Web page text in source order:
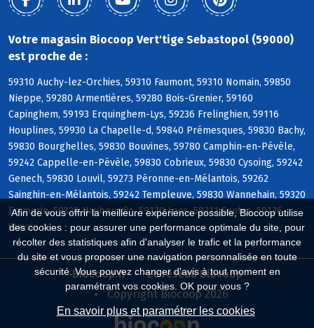
Afin de vous offrir la meilleure expérience possible, Biocoop utilise
des cookies : pour assurer une performance optimale du site, pour
récolter des statistiques afin d'analyser le trafic et la performance
du site et vous proposer une navigation personnalisée en toute
sécurité. Vous pouvez changer d'avis à tout moment en
paramétrant vos cookies. OK pour vous ?
En savoir plus et paramétrer les cookies
Votre magasin Biocoop Vert'tige Sebastopol (59000)
est proche de :
59310 Auchy-lez-Orchies, 59310 Faumont, 59310 Nomain, 59850
Nieppe, 59280 Armentières, 59280 Bois-Grenier, 59160
Capinghem, 59193 Erquinghem-Lys, 59236 Frelinghien, 59116
Houplines, 59930 La Chapelle-d, 59840 Prémesques, 59830 Bachy,
59830 Bourghelles, 59830 Bouvines, 59780 Camphin-en-Pévèle,
59242 Cappelle-en-Pévèle, 59830 Cobrieux, 59830 Cysoing, 59242
Genech, 59830 Louvil, 59273 Péronne-en-Mélantois, 59262
Sainghin-en-Mélantois, 59242 Templeuve, 59830 Wannehain, 59320
Emmerin, 59320 Haubourdin, 59120 Loos, 59211 Santes, 59136
Wavrin
Biocoop.fr
Le réseau Biocoop
Copyright Biocoop 2026